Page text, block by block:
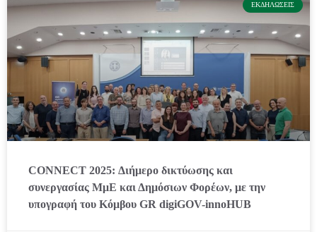
ΕΚΔΗΛΏΣΕΙΣ
CONNECT 2025: Διήμερο δικτύωσης και
συνεργασίας ΜμΕ και Δημόσιων Φορέων, με την
υπογραφή του Κόμβου GR digiGOV-innoHUB